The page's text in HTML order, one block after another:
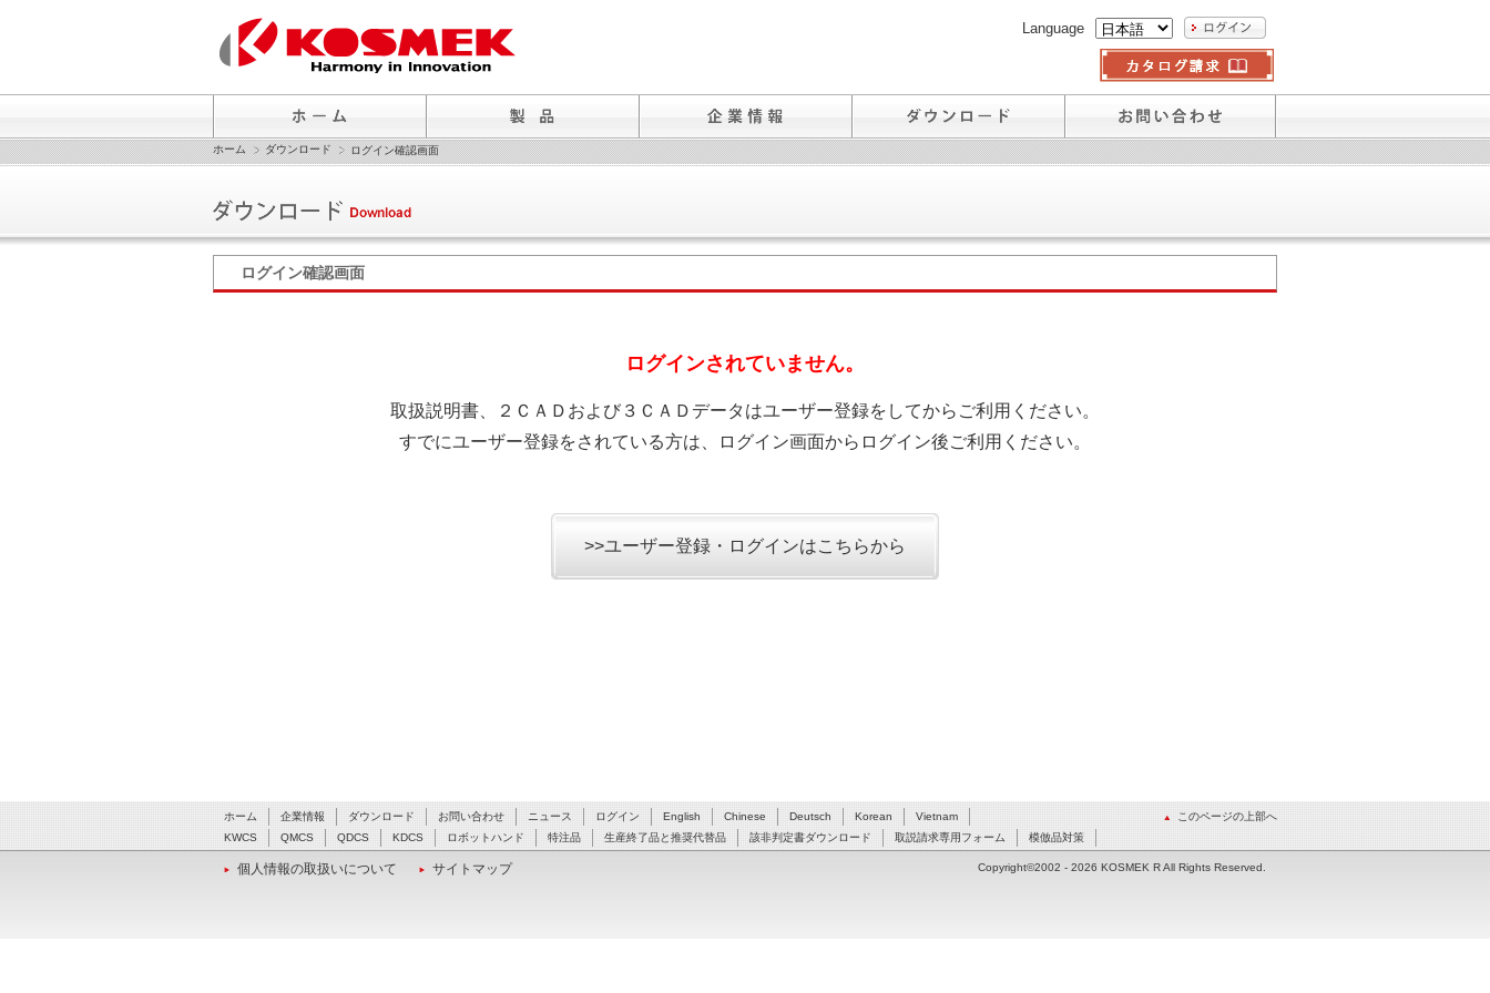
Language
ホーム ダウンロード ログイン確認画面
ログイン確認画面
ログインされていません。
取扱説明書、２ＣＡＤおよび３ＣＡＤデータはユーザー登録をしてからご利用ください。
すでにユーザー登録をされている方は、ログイン画面からログイン後ご利用ください。
>>ユーザー登録・ログインはこちらから
このページの上部へ
ホーム 企業情報 ダウンロード お問い合わせ ニュース ログイン English Chinese Deutsch Korean
Vietnam
KWCS
QMCS QDCS KDCS ロボットハンド 特注品 生産終了品と推奨代替品 該非判定書ダウンロード 取説請求専用フォーム 模倣品対策
個人情報の取扱いについて サイトマップ Copyright©2002 - 2026 KOSMEK R All Rights Reserved.